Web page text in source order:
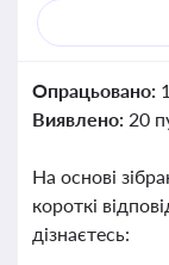
Опрацьовано:
Виявлено: 20
На основі
короткі
дізнаєтесь: